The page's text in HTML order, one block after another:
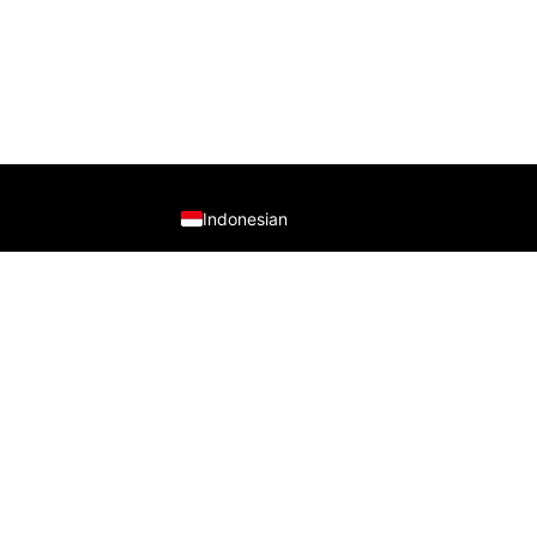
Indonesian